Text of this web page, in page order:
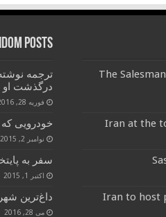
‘The
Iran at the
Iran to host
Posts
ترجمه
درگذشت او
فوریه 28, 2016
خودرویی
نوامبر 2, 2015
سفر به
اکتبر 1, 2015
داغ‌ترین
می 28, 2016